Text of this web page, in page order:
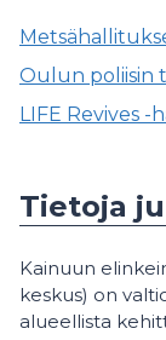
Oulun poliisin
LIFE Revives -
Tietoja
Kainuun
keskus) on
alueellista